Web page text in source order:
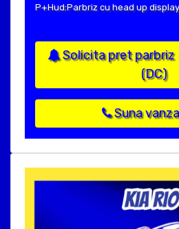
P+Hud:Parbriz cu head up display
Solicita pret parbriz
(DC)
Suna